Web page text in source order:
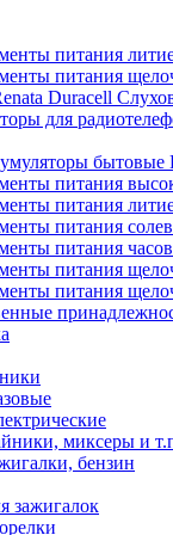
питания
питания
Duracell
для
бытовые
питания
питания
питания
питания
питания
питания
миксеры и
бензин
зажигалок